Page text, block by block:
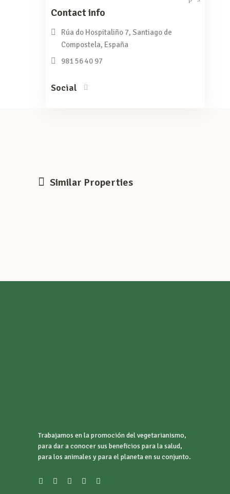
Contact info
Rúa do Hospitaliño 7, Santiago de
Compostela, España
981 56 40 97
Social
Similar Properties
Trabajamos en la promoción del vegetarianismo,
para dar a conocer sus beneficios para la salud,
para los animales y para el planeta en su conjunto.